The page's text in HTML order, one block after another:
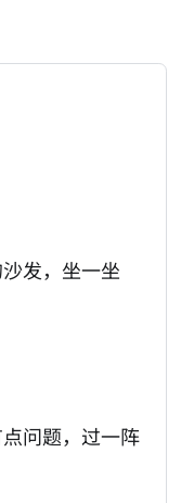
发，坐一坐
问题，过一阵